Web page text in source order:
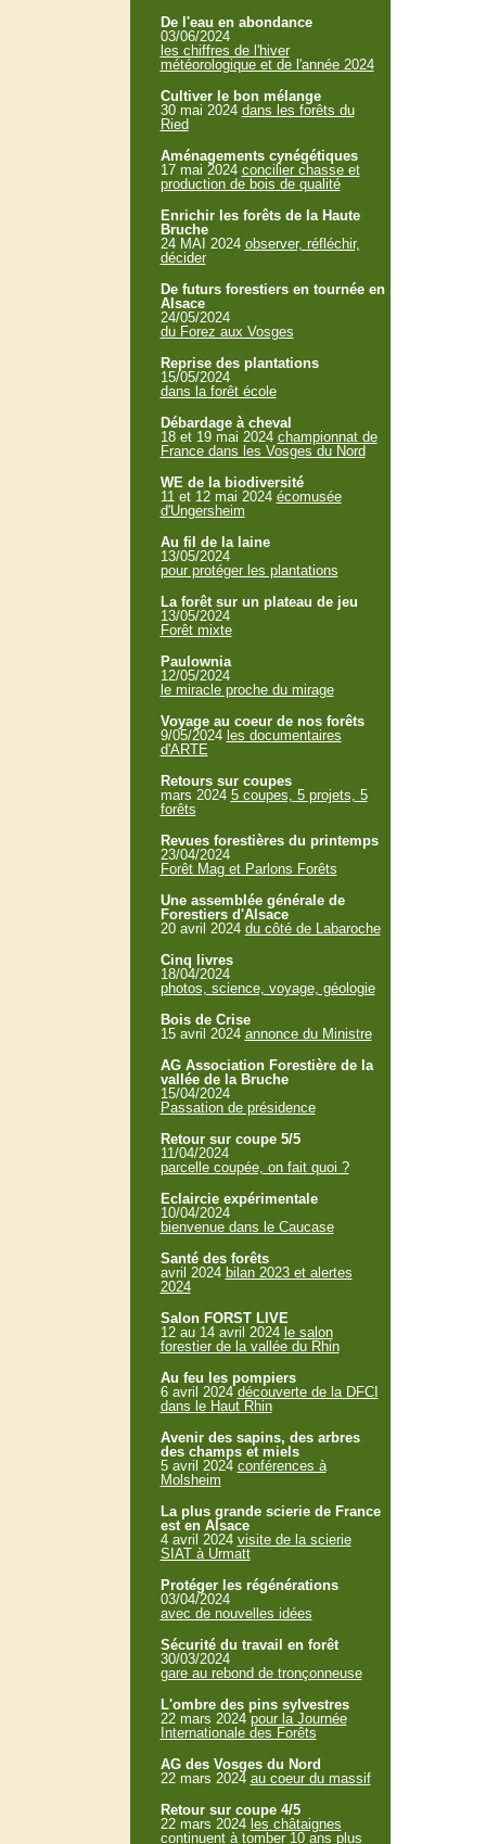
De l'eau en abondance
03/06/2024
les chiffres de l'hiver
météorologique et de l'année 2024
Cultiver le bon mélange
30 mai 2024 dans les forêts du
Ried
Aménagements cynégétiques
17 mai 2024 concilier chasse et
production de bois de qualité
Enrichir les forêts de la Haute
Bruche
24 MAI 2024 observer, réfléchir,
décider
De futurs forestiers en tournée en
Alsace
24/05/2024
du Forez aux Vosges
Reprise des plantations
15/05/2024
dans la forêt école
Débardage à cheval
18 et 19 mai 2024 championnat de
France dans les Vosges du Nord
WE de la biodiversité
11 et 12 mai 2024 écomusée
d'Ungersheim
Au fil de la laine
13/05/2024
pour protéger les plantations
La forêt sur un plateau de jeu
13/05/2024
Forêt mixte
Paulownia
12/05/2024
le miracle proche du mirage
Voyage au coeur de nos forêts
9/05/2024 les documentaires
d'ARTE
Retours sur coupes
mars 2024 5 coupes, 5 projets, 5
forêts
Revues forestières du printemps
23/04/2024
Forêt Mag et Parlons Forêts
Une assemblée générale de
Forestiers d'Alsace
20 avril 2024 du côté de Labaroche
Cinq livres
18/04/2024
photos, science, voyage, géologie
Bois de Crise
15 avril 2024 annonce du Ministre
AG Association Forestière de la
vallée de la Bruche
15/04/2024
Passation de présidence
Retour sur coupe 5/5
11/04/2024
parcelle coupée, on fait quoi ?
Eclaircie expérimentale
10/04/2024
bienvenue dans le Caucase
Santé des forêts
avril 2024 bilan 2023 et alertes
2024
Salon FORST LIVE
12 au 14 avril 2024 le salon
forestier de la vallée du Rhin
Au feu les pompiers
6 avril 2024 découverte de la DFCI
dans le Haut Rhin
Avenir des sapins, des arbres
des champs et miels
5 avril 2024 conférences à
Molsheim
La plus grande scierie de France
est en Alsace
4 avril 2024 visite de la scierie
SIAT à Urmatt
Protéger les régénérations
03/04/2024
avec de nouvelles idées
Sécurité du travail en forêt
30/03/2024
gare au rebond de tronçonneuse
L'ombre des pins sylvestres
22 mars 2024 pour la Journée
Internationale des Forêts
AG des Vosges du Nord
22 mars 2024 au coeur du massif
Retour sur coupe 4/5
22 mars 2024 les châtaignes
continuent à tomber 10 ans plus